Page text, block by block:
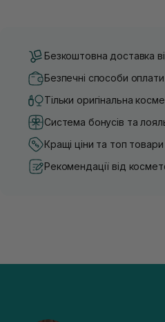
Безкоштовна доставка
Безпечні способи оплати
Тільки оригінальна
Система бонусів та
Кращі ціни та топ товари
Рекомендації від